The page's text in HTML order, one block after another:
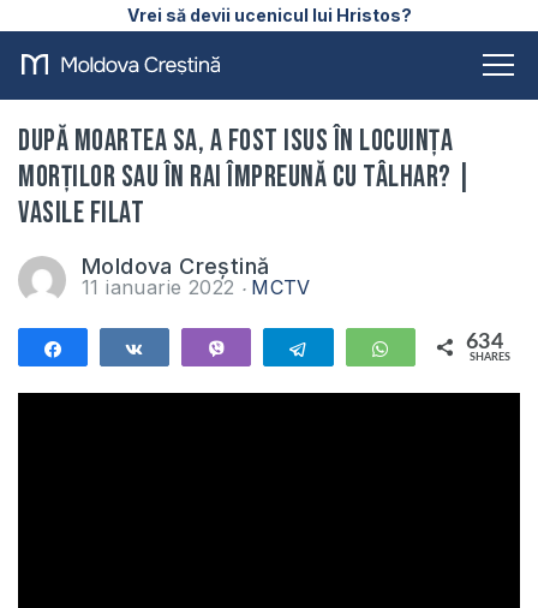
Vrei să devii ucenicul lui Hristos?
După moartea Sa, a fost Isus în locuința
morților sau în rai împreună cu tâlhar? |
Vasile Filat
Moldova Creștină
11 ianuarie 2022 MCTV
Telegram WhatsApp
634
SHARES